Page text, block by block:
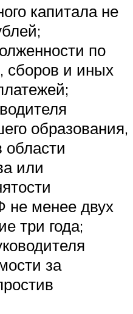
капитала не
по
сборов и иных
образования,
области
или
не менее двух
три года;
за